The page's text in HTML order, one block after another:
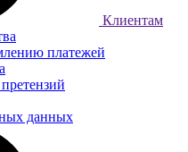
Клиентам
платежей
данных